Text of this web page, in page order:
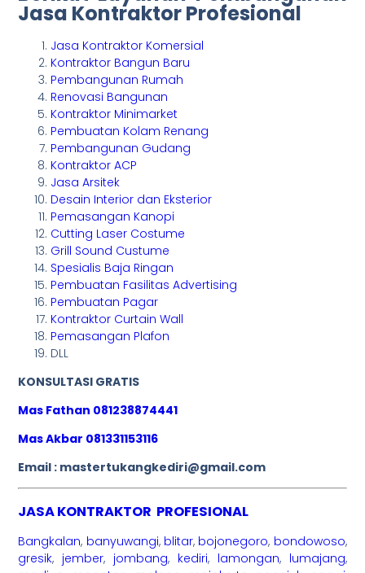
Jasa Kontraktor Profesional
Jasa Kontraktor Komersial
Kontraktor Bangun Baru
Pembangunan Rumah
Renovasi Bangunan
Kontraktor Minimarket
Pembuatan Kolam Renang
Pembangunan Gudang
Kontraktor ACP
Jasa Arsitek
Desain Interior dan Eksterior
Pemasangan Kanopi
Cutting Laser Costume
Grill Sound Custume
Spesialis Baja Ringan
Pembuatan Fasilitas Advertising
Pembuatan Pagar
Kontraktor Curtain Wall
Pemasangan Plafon
DLL
KONSULTASI GRATIS
Mas Fathan 081238874441
Mas Akbar 081331153116
Email : mastertukangkediri@gmail.com
JASA KONTRAKTOR PROFESIONAL
Bangkalan, banyuwangi, blitar, bojonegoro, bondowoso,
gresik, jember, jombang, kediri, lamongan, lumajang,